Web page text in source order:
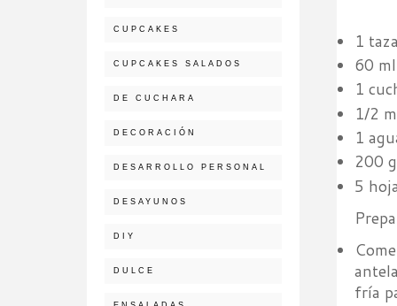
1
60
1
1/2
1
200
5
fría
CUPCAKES
CUPCAKES SALADOS
DE CUCHARA
DECORACIÓN
DESARROLLO PERSONAL
DESAYUNOS
DIY
DULCE